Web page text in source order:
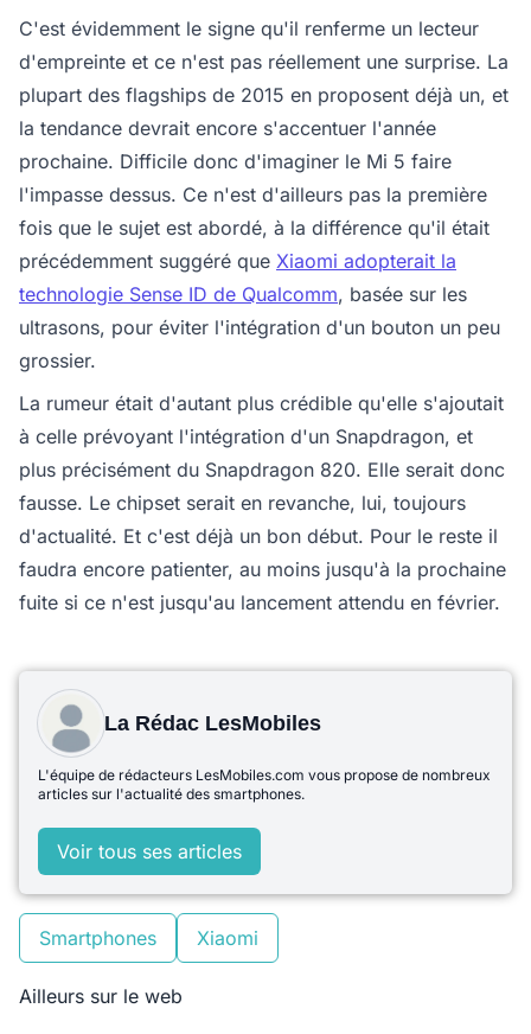
C'est évidemment le signe qu'il renferme un lecteur
d'empreinte et ce n'est pas réellement une surprise. La
plupart des flagships de 2015 en proposent déjà un, et
la tendance devrait encore s'accentuer l'année
prochaine. Difficile donc d'imaginer le Mi 5 faire
l'impasse dessus. Ce n'est d'ailleurs pas la première
fois que le sujet est abordé, à la différence qu'il était
précédemment suggéré que Xiaomi adopterait la
technologie Sense ID de Qualcomm, basée sur les
ultrasons, pour éviter l'intégration d'un bouton un peu
grossier.
La rumeur était d'autant plus crédible qu'elle s'ajoutait
à celle prévoyant l'intégration d'un Snapdragon, et
plus précisément du Snapdragon 820. Elle serait donc
fausse. Le chipset serait en revanche, lui, toujours
d'actualité. Et c'est déjà un bon début. Pour le reste il
faudra encore patienter, au moins jusqu'à la prochaine
fuite si ce n'est jusqu'au lancement attendu en février.
La Rédac LesMobiles
L'équipe de rédacteurs LesMobiles.com vous propose de nombreux
articles sur l'actualité des smartphones.
Voir tous ses articles
Smartphones Xiaomi
Ailleurs sur le web